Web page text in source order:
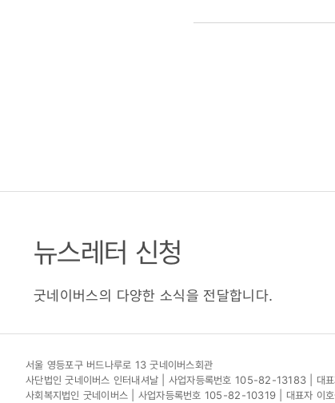
전개
뉴스레터 신청
굿네이버스의 다양한 소식을 전달합니다.
서울 영등포구 버드나루로 13 굿네이버스회관
사단법인 굿네이버스 인터내셔날 | 사업자등록번호 105-82-13183 | 대표
사회복지법인 굿네이버스 | 사업자등록번호 105-82-10319 | 대표자 이